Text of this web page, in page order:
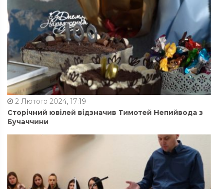
2 Лютого 2024, 17:19
Сторічний ювілей відзначив Тимотей Непийвода з
Бучаччини